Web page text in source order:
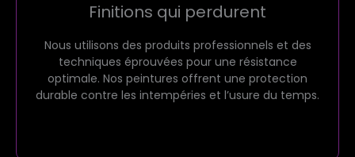
Finitions qui perdurent
Nous utilisons des produits professionnels et des
techniques éprouvées pour une résistance
optimale. Nos peintures offrent une protection
durable contre les intempéries et l’usure du temps.